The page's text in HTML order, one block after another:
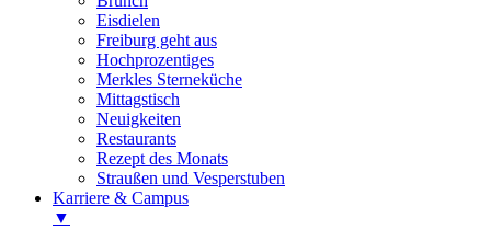
Eisdielen
Freiburg geht aus
Hochprozentiges
Merkles Sterneküche
Mittagstisch
Neuigkeiten
Restaurants
Rezept des Monats
Straußen und Vesperstuben
Karriere & Campus
▼